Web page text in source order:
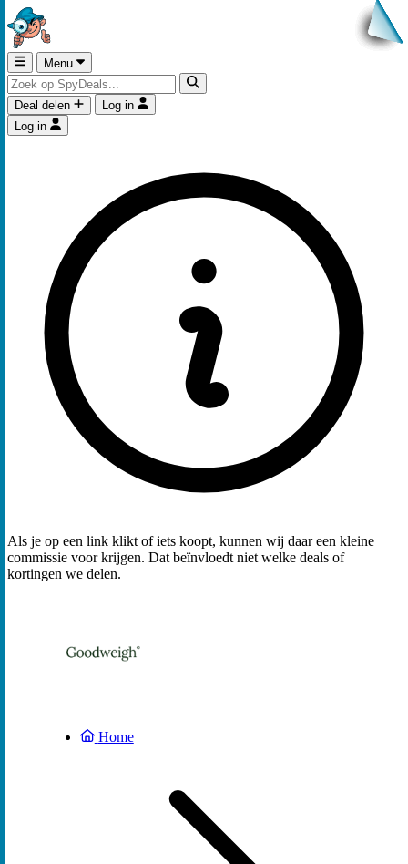
Menu
Deal delen
Log in
Log in
Als je op een link klikt of iets koopt, kunnen wij daar een kleine
commissie voor krijgen. Dat beïnvloedt niet welke deals of
kortingen we delen.
Home